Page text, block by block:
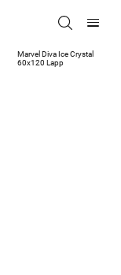
Marvel Diva Ice Crystal
60x120 Lapp